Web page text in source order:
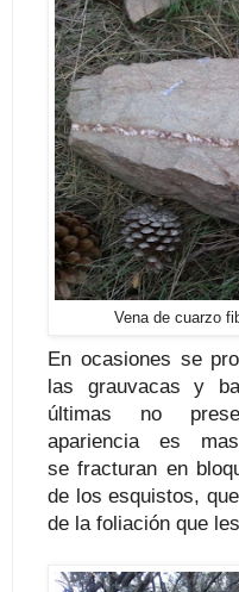
Vena de cuarzo
En ocasiones se
las grauvacas y
últimas no
apariencia es
se fracturan en
de los esquistos,
de la foliación que